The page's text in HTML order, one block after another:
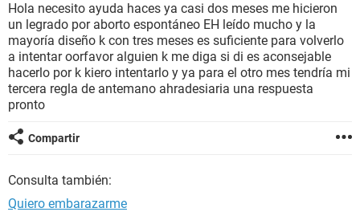
BIENESTAR
SEXUALIDAD
GLOSARIO
Hola necesito ayuda haces ya casi dos meses me hicieron
un legrado por aborto espontáneo EH leído mucho y la
mayoría diseño k con tres meses es suficiente para volverlo
a intentar oorfavor alguien k me diga si di es aconsejable
hacerlo por k kiero intentarlo y ya para el otro mes tendría mi
tercera regla de antemano ahradesiaria una respuesta
pronto
Compartir
Consulta también:
Quiero embarazarme